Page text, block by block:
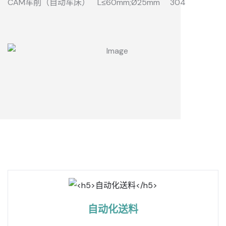
CAM车削（自动车床） L≤60mm;Ø25mm 304
自动化送料